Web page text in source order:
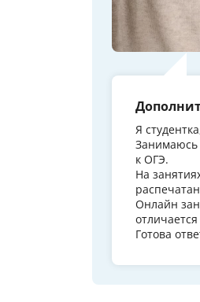
Я
Занимаюсь
к ОГЭ.
На
Онлайн
Готова